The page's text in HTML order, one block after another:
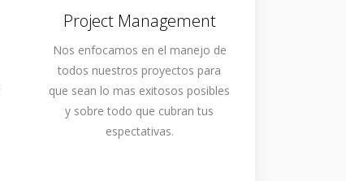
Project Management
Nos enfocamos en el manejo de
todos nuestros proyectos para
que sean lo mas exitosos posibles
y sobre todo que cubran tus
espectativas.